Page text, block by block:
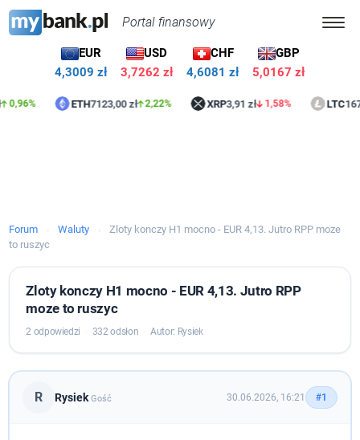
Portal finansowy
EUR
4,3009 zł
USD
3,7262 zł
CHF
4,6081 zł
GBP
5,0167 zł
ETH7123,00 zł 2,22% XRP3,91 zł 1,58% LTC167,87
Forum Waluty
Zloty konczy H1 mocno - EUR 4,13. Jutro RPP moze
to ruszyc
Zloty konczy H1 mocno - EUR 4,13. Jutro RPP
moze to ruszyc
2 odpowiedzi · 332 odsłon · Autor: Rysiek
R Rysiek Gość 30.06.2026, 16:21 #1